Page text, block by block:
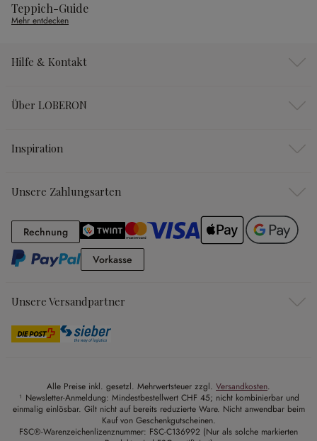
Teppich-Guide
Mehr entdecken
Hilfe & Kontakt
Über LOBERON
Inspiration
Unsere Zahlungsarten
RechnungRechnung
Vorkasse
Unsere Versandpartner
Alle Preise inkl. gesetzl. Mehrwertsteuer zzgl. Versandkosten.
¹ Newsletter-Anmeldung: Mindestbestellwert CHF 45; nicht kombinierbar und
einmalig einlösbar. Gilt nicht auf bereits reduzierte Ware. Nicht anwendbar beim
Kauf von Geschenkgutscheinen.
FSC®-Warenzeichenlizenznummer: FSC-C136992 (Nur als solche markierten